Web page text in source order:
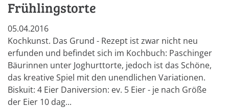
Frühlingstorte
05.04.2016
Kochkunst. Das Grund - Rezept ist zwar nicht neu
erfunden und befindet sich im Kochbuch: Paschinger
Bäurinnen unter Joghurttorte, jedoch ist das Schöne,
das kreative Spiel mit den unendlichen Variationen.
Biskuit: 4 Eier Daniversion: ev. 5 Eier - je nach Größe
der Eier 10 dag...